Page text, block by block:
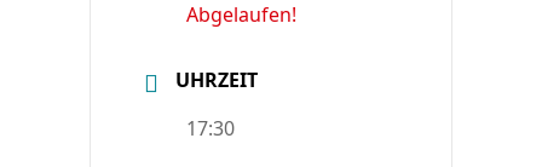
Abgelaufen!
UHRZEIT
17:30